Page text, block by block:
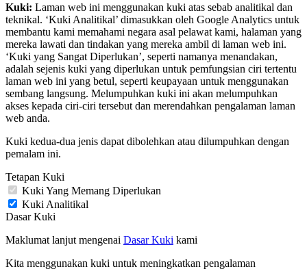
Kuki: Laman web ini menggunakan kuki atas sebab analitikal dan
teknikal. ‘Kuki Analitikal’ dimasukkan oleh Google Analytics untuk
membantu kami memahami negara asal pelawat kami, halaman yang
mereka lawati dan tindakan yang mereka ambil di laman web ini.
‘Kuki yang Sangat Diperlukan’, seperti namanya menandakan,
adalah sejenis kuki yang diperlukan untuk pemfungsian ciri tertentu
laman web ini yang betul, seperti keupayaan untuk menggunakan
sembang langsung. Melumpuhkan kuki ini akan melumpuhkan
akses kepada ciri-ciri tersebut dan merendahkan pengalaman laman
web anda.
Kuki kedua-dua jenis dapat dibolehkan atau dilumpuhkan dengan
pemalam ini.
Tetapan Kuki
Kuki Yang Memang Diperlukan
Kuki Analitikal
Dasar Kuki
Maklumat lanjut mengenai Dasar Kuki kami
Kita menggunakan kuki untuk meningkatkan pengalaman